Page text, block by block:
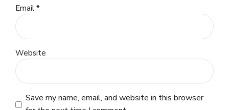
Email *
Website
Save my name, email, and website in this browser